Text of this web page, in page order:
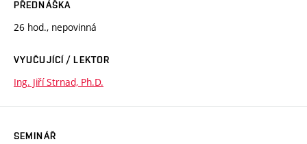
PŘEDNÁŠKA
26 hod., nepovinná
VYUČUJÍCÍ / LEKTOR
Ing. Jiří Strnad, Ph.D.
SEMINÁŘ